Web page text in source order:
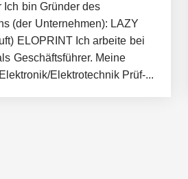
Ich bin Gründer des
(der Unternehmen): LAZY
ELOPRINT Ich arbeite bei
Geschäftsführer. Meine
Elektrotechnik Prüf-...
sofortige Angebotskalkulation